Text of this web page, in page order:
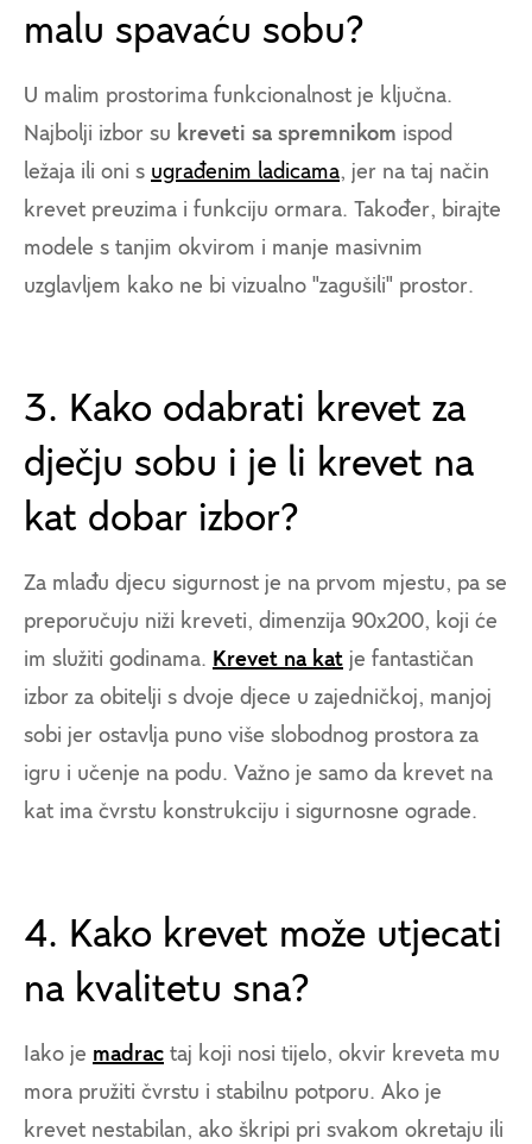
malu spavaću sobu?
U malim prostorima funkcionalnost je ključna.
Najbolji izbor su kreveti sa spremnikom ispod
ležaja ili oni s ugrađenim ladicama, jer na taj način
krevet preuzima i funkciju ormara. Također, birajte
modele s tanjim okvirom i manje masivnim
uzglavljem kako ne bi vizualno "zagušili" prostor.
3. Kako odabrati krevet za
dječju sobu i je li krevet na
kat dobar izbor?
Za mlađu djecu sigurnost je na prvom mjestu, pa se
preporučuju niži kreveti, dimenzija 90x200, koji će
im služiti godinama. Krevet na kat je fantastičan
izbor za obitelji s dvoje djece u zajedničkoj, manjoj
sobi jer ostavlja puno više slobodnog prostora za
igru i učenje na podu. Važno je samo da krevet na
kat ima čvrstu konstrukciju i sigurnosne ograde.
4. Kako krevet može utjecati
na kvalitetu sna?
Iako je madrac taj koji nosi tijelo, okvir kreveta mu
mora pružiti čvrstu i stabilnu potporu. Ako je
krevet nestabilan, ako škripi pri svakom okretaju ili